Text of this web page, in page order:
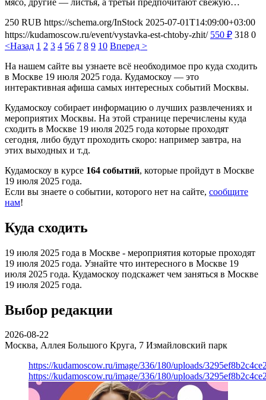
250 RUB https://schema.org/InStock 2025-07-01T14:09:00+03:00
https://kudamoscow.ru/event/vystavka-est-chtoby-zhit/ 550 ₽ 318 0
<Назад 1 2 3 4 56 7 8 9 10 Вперед >
На нашем сайте вы узнаете всё необходимое про куда сходить
в Москве 19 июля 2025 года. Кудамоскоу — это
интерактивная афиша самых интересных событий Москвы.
Кудамоскоу собирает информацию о лучших развлечениях и
мероприятих Москвы. На этой странице перечислены куда
сходить в Москве 19 июля 2025 года которые проходят
сегодня, либо будут проходить скоро: например завтра, на
этих выходных и т.д.
Кудамоскоу в курсе 164 событий, которые пройдут в Москве
19 июля 2025 года.
Если вы знаете о событии, которого нет на сайте, сообщите
нам!
Куда сходить
19 июля 2025 года в Москве - мероприятия которые проходят
19 июля 2025 года. Узнайте что интересного в Москве 19
июля 2025 года. Кудамоскоу подскажет чем заняться в Москве
19 июля 2025 года.
Выбор редакции
2026-08-22
Москва, Аллея Большого Круга, 7 Измайловский парк
https://kudamoscow.ru/image/336/180/uploads/
https://kudamoscow.ru/image/336/180/uploads/